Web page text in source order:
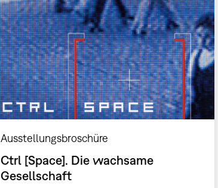
Ausstellungsbroschüre
Ctrl [Space]. Die wachsame
Gesellschaft